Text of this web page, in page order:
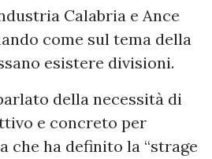
Calabria e Ance
come sul tema della
esistere divisioni.
della necessità di
e concreto per
che ha definito la “strage